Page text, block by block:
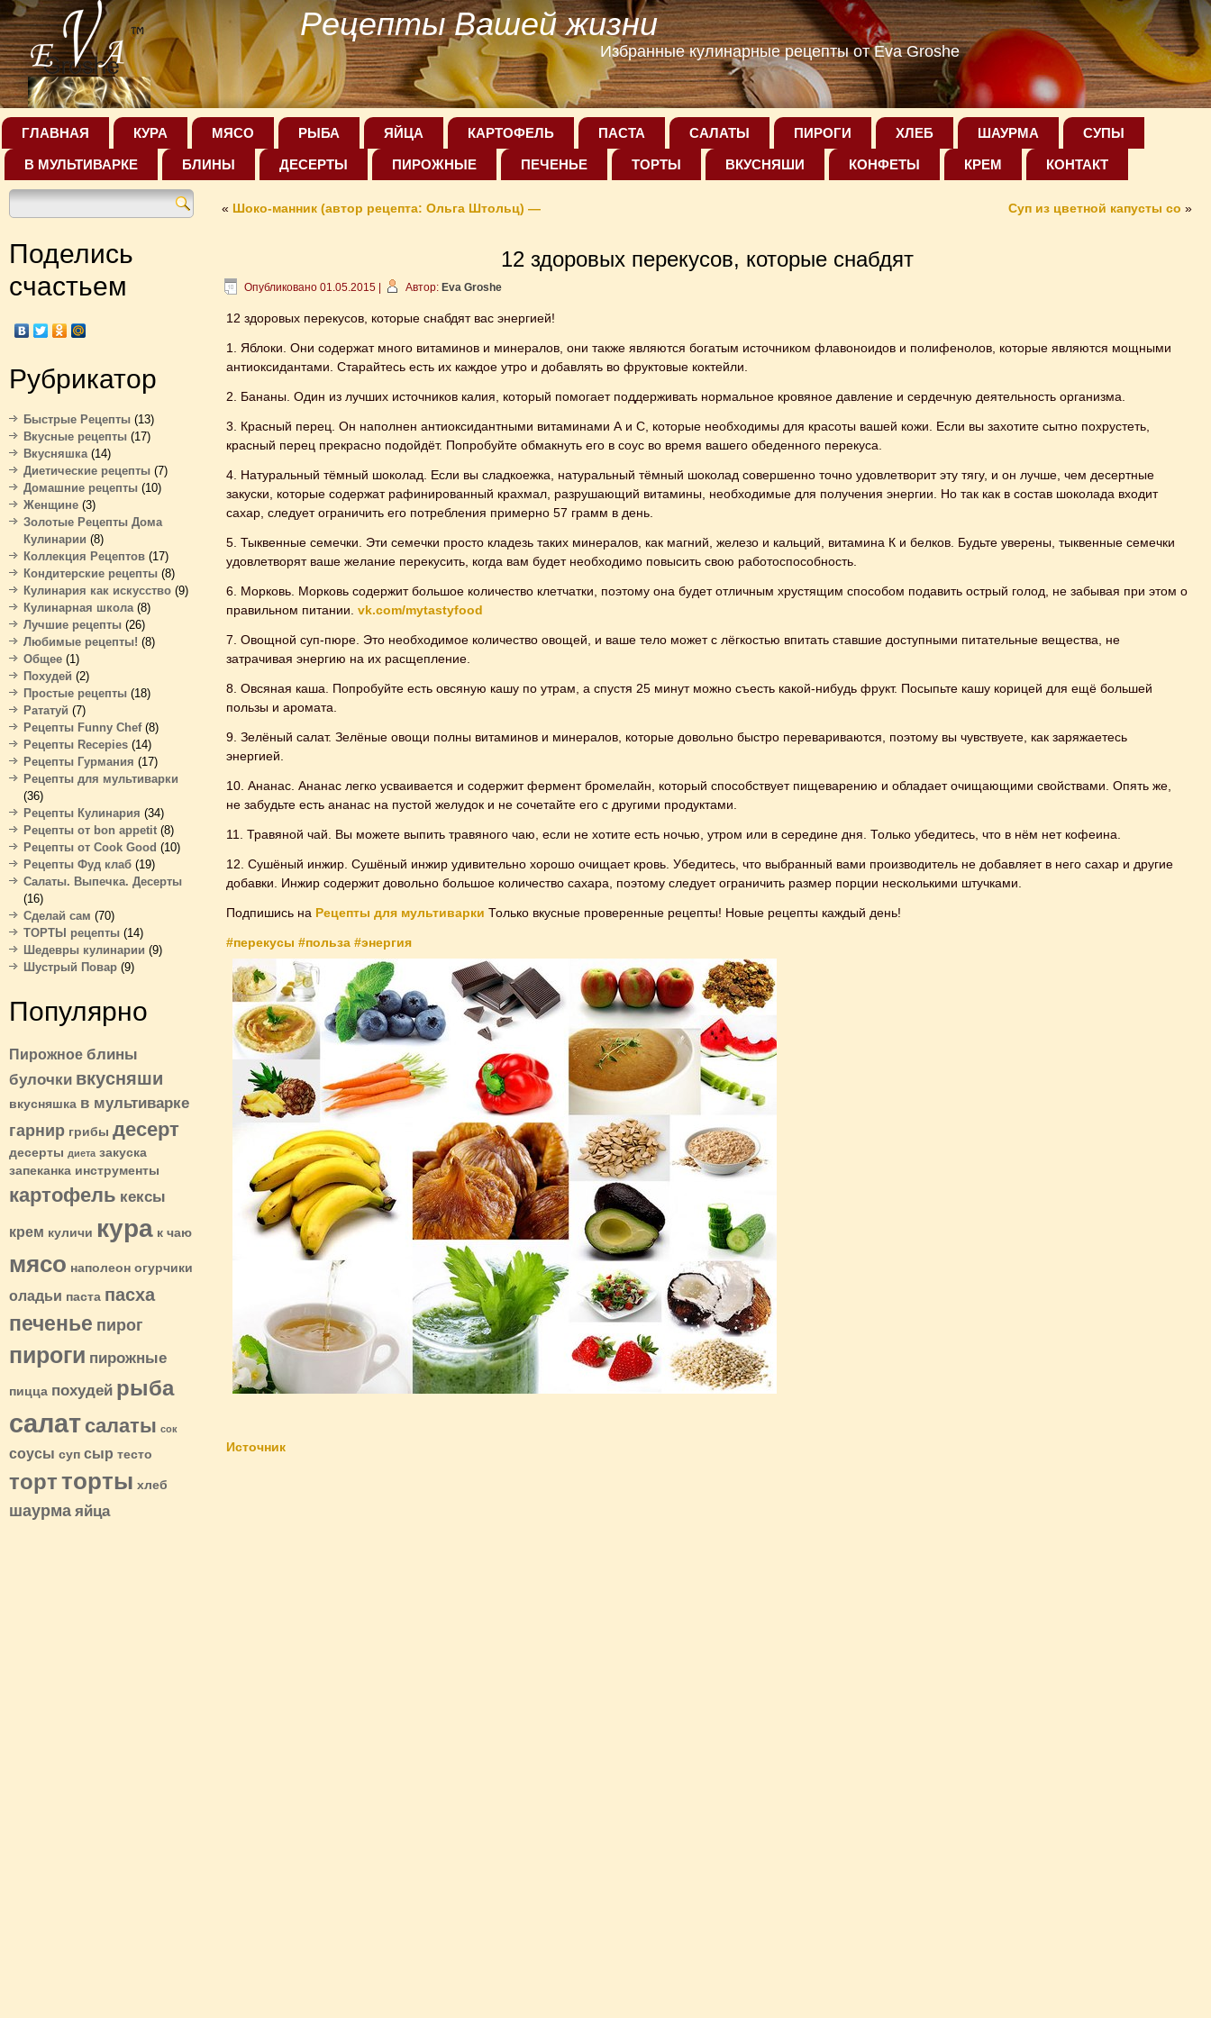
Рецепты Вашей жизни
Избранные кулинарные рецепты от Eva Groshe
ГЛАВНАЯ КУРА МЯСО РЫБА ЯЙЦА КАРТОФЕЛЬ ПАСТА САЛАТЫ ПИРОГИ ХЛЕБ ШАУРМА СУПЫ
В МУЛЬТИВАРКЕ БЛИНЫ ДЕСЕРТЫ ПИРОЖНЫЕ ПЕЧЕНЬЕ ТОРТЫ ВКУСНЯШИ КОНФЕТЫ КРЕМ КОНТАКТ
Поделись
счастьем
Рубрикатор
Быстрые Рецепты (13)
Вкусные рецепты (17)
Вкусняшка(14)
Диетические рецепты (7)
Домашние рецепты (10)
Женщине (3)
Золотые Рецепты Дома
Кулинарии (8)
Коллекция Рецептов (17)
Кондитерские рецепты (8)
Кулинария как искусство (9)
Кулинарная школа(8)
Лучшие рецепты (26)
Любимые рецепты! (8)
Общее (1)
Похудей (2)
Простые рецепты (18)
Рататуй (7)
Рецепты Funny Chef(8)
Рецепты Recepies (14)
Рецепты Гурмания (17)
Рецепты для мультиварки
(36)
Рецепты Кулинария (34)
Рецепты от bon appetit (8)
Рецепты от Cook Good (10)
Рецепты Фуд клаб (19)
Салаты. Выпечка. Десерты
(16)
Сделай сам (70)
ТОРТЫ рецепты (14)
Шедевры кулинарии (9)
Шустрый Повар (9)
Популярно
Пирожное блины
булочки вкусняши
вкусняшка в мультиварке
гарнир грибы десерт
десерты диета закуска
запеканка инструменты
картофель кексы
крем куличи кура к чаю
мясо наполеон огурчики
оладьи паста пасха
печенье пирог
пироги пирожные
пицца похудей рыба
салат салаты сок
соусы суп сыр тесто
тортторты хлеб
шаурма яйца
« Шоко-манник (автор рецепта: Ольга Штольц) — Суп из цветной капусты со »
12 здоровых перекусов, которые снабдят
Опубликовано 01.05.2015 Автор: Eva Groshe
12 здоровых перекусов, которые снабдят вас энергией!
1. Яблоки. Они содержат много витаминов и минералов, они также являются богатым источником флавоноидов и полифенолов, которые являются мощными
антиоксидантами. Старайтесь есть их каждое утро и добавлять во фруктовые коктейли.
2. Бананы. Один из лучших источников калия, который помогает поддерживать нормальное кровяное давление и сердечную деятельность организма.
3. Красный перец. Он наполнен антиоксидантными витаминами А и С, которые необходимы для красоты вашей кожи. Если вы захотите сытно похрустеть,
красный перец прекрасно подойдёт. Попробуйте обмакнуть его в соус во время вашего обеденного перекуса.
4. Натуральный тёмный шоколад. Если вы сладкоежка, натуральный тёмный шоколад совершенно точно удовлетворит эту тягу, и он лучше, чем десертные
закуски, которые содержат рафинированный крахмал, разрушающий витамины, необходимые для получения энергии. Но так как в состав шоколада входит
сахар, следует ограничить его потребления примерно 57 грамм в день.
5. Тыквенные семечки. Эти семечки просто кладезь таких минералов, как магний, железо и кальций, витамина К и белков. Будьте уверены, тыквенные семечки
удовлетворят ваше желание перекусить, когда вам будет необходимо повысить свою работоспособность.
6. Морковь. Морковь содержит большое количество клетчатки, поэтому она будет отличным хрустящим способом подавить острый голод, не забывая при этом о
правильном питании. vk.com/mytastyfood
7. Овощной суп-пюре. Это необходимое количество овощей, и ваше тело может с лёгкостью впитать ставшие доступными питательные вещества, не
затрачивая энергию на их расщепление.
8. Овсяная каша. Попробуйте есть овсяную кашу по утрам, а спустя 25 минут можно съесть какой-нибудь фрукт. Посыпьте кашу корицей для ещё большей
пользы и аромата.
9. Зелёный салат. Зелёные овощи полны витаминов и минералов, которые довольно быстро перевариваются, поэтому вы чувствуете, как заряжаетесь
энергией.
10. Ананас. Ананас легко усваивается и содержит фермент бромелайн, который способствует пищеварению и обладает очищающими свойствами. Опять же,
не забудьте есть ананас на пустой желудок и не сочетайте его с другими продуктами.
11. Травяной чай. Вы можете выпить травяного чаю, если не хотите есть ночью, утром или в середине дня. Только убедитесь, что в нём нет кофеина.
12. Сушёный инжир. Сушёный инжир удивительно хорошо очищает кровь. Убедитесь, что выбранный вами производитель не добавляет в него сахар и другие
добавки. Инжир содержит довольно большое количество сахара, поэтому следует ограничить размер порции несколькими штучками.
Подпишись на Рецепты для мультиварки Только вкусные проверенные рецепты! Новые рецепты каждый день!
#перекусы #польза #энергия
Источник